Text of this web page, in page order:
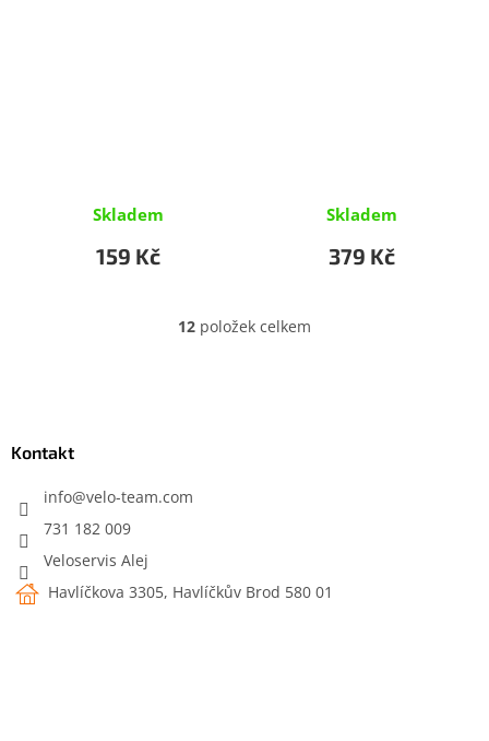
Skladem
159 Kč
Skladem
379 Kč
O
y
v
12 položek celkem
Kontakt
info@velo-team.com
731 182 009
Veloservis Alej
Havlíčkova 3305, Havlíčkův Brod 580 01